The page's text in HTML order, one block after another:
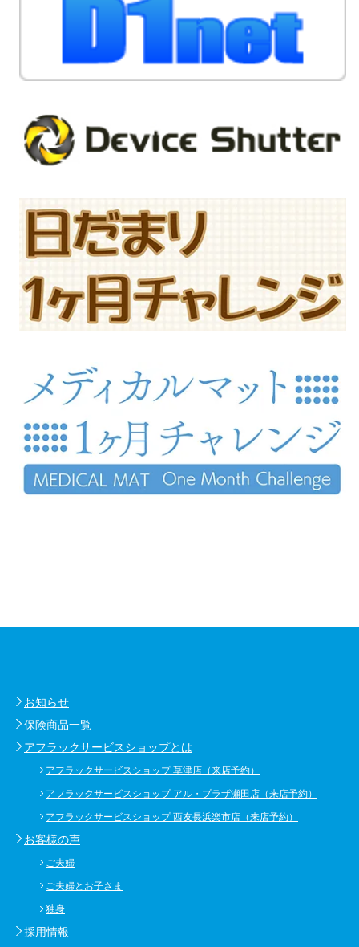
お知らせ
保険商品一覧
アフラックサービスショップとは
アフラックサービスショップ 草津店（来店予約）
アフラックサービスショップ アル・プラザ瀬田店（来店予約）
アフラックサービスショップ 西友長浜楽市店（来店予約）
お客様の声
ご夫婦
ご夫婦とお子さま
独身
採用情報